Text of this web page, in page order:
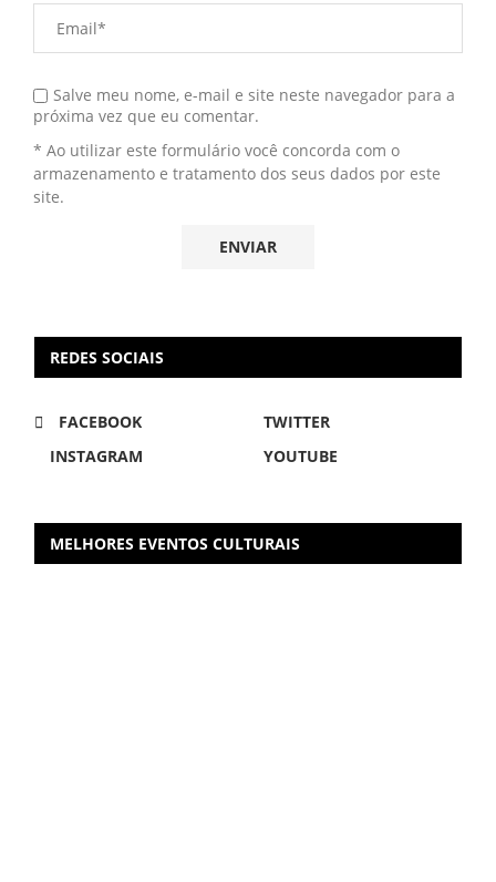
Salve meu nome, e-mail e site neste navegador para a
próxima vez que eu comentar.
* Ao utilizar este formulário você concorda com o
armazenamento e tratamento dos seus dados por este
site.
REDES SOCIAIS
FACEBOOK
TWITTER
INSTAGRAM
YOUTUBE
MELHORES EVENTOS CULTURAIS